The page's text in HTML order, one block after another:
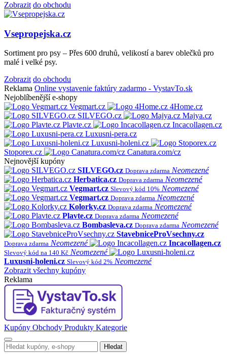
Zobrazit do obchodu
Vsepropejska.cz
Sortiment pro psy – Přes 600 druhů, velikostí a barev oblečků pro
malé i velké psy.
Zobrazit do obchodu
Reklama Online vystavenie faktúry zadarmo - VystavTo.sk
Nejoblíbenější e-shopy
Vegmart.cz
4Home.cz
SILVEGO.cz
Majya.cz
Plavte.cz
Incacollagen.cz
Luxusni-pera.cz
Luxusni-holeni.cz
Stoporex.cz
Canatura.com/cz
Nejnovější kupóny
SILVEGO.cz Doprava zdarma Neomezené
Herbatica.cz Doprava zdarma Neomezené
Vegmart.cz Slevový kód 10% Neomezené
Vegmart.cz Doprava zdarma Neomezené
Kolorky.cz Doprava zdarma Neomezené
Plavte.cz Doprava zdarma Neomezené
Bombasleva.cz Doprava zdarma Neomezené
StavebniceProVsechny.cz
Doprava zdarma Neomezené Incacollagen.cz
Slevový kód na 140 Kč Neomezené
Luxusni-holeni.cz Slevový kód 2% Neomezené
Zobrazit všechny kupóny
Reklama
Kupóny Obchody Produkty Kategorie
Hledat